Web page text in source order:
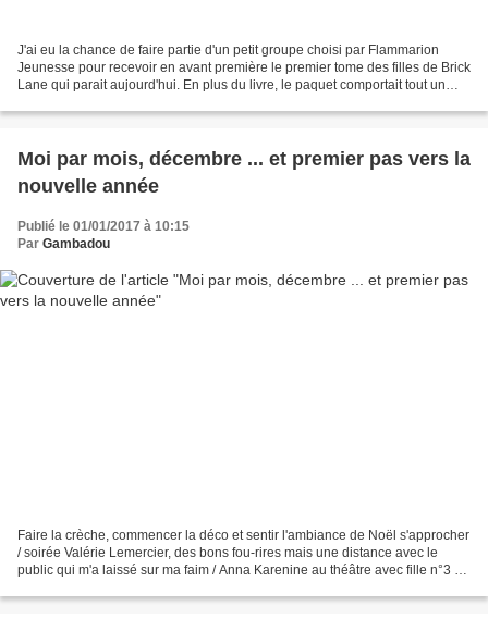
J'ai eu la chance de faire partie d'un petit groupe choisi par Flammarion
Jeunesse pour recevoir en avant première le premier tome des filles de Brick
Lane qui parait aujourd'hui. En plus du livre, le paquet comportait tout un
Moi par mois, décembre ... et premier pas vers la
nouvelle année
Publié le 01/01/2017 à 10:15
Par Gambadou
Faire la crèche, commencer la déco et sentir l'ambiance de Noël s'approcher
/ soirée Valérie Lemercier, des bons fou-rires mais une distance avec le
public qui m'a laissé sur ma faim / Anna Karenine au théâtre avec fille n°3 -